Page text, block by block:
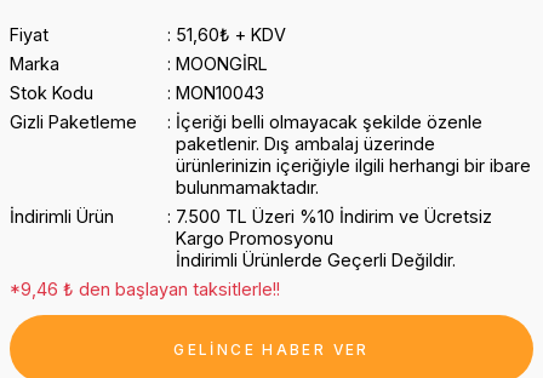
Fiyat
51,60₺ + KDV
Marka
MOONGİRL
Stok Kodu
MON10043
Gizli Paketleme
İçeriği belli olmayacak şekilde özenle
paketlenir. Dış ambalaj üzerinde
ürünlerinizin içeriğiyle ilgili herhangi bir ibare
bulunmamaktadır.
İndirimli Ürün
7.500 TL Üzeri %10 İndirim ve Ücretsiz
Kargo Promosyonu
İndirimli Ürünlerde Geçerli Değildir.
*9,46 ₺ den başlayan taksitlerle!!
GELİNCE HABER VER